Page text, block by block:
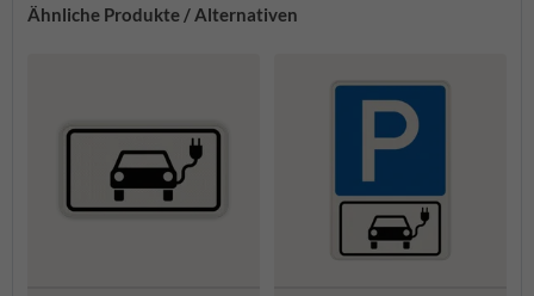
Ähnliche Produkte / Alternativen